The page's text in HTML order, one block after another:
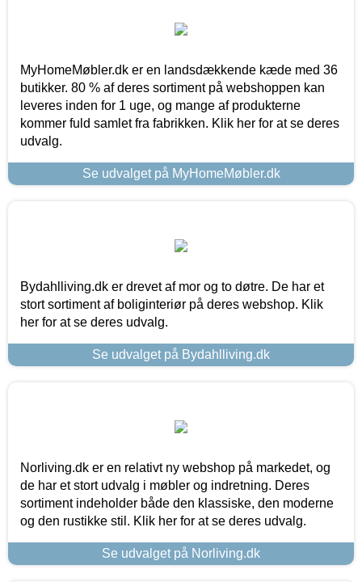
MyHomeMøbler.dk er en landsdækkende kæde med 36
butikker. 80 % af deres sortiment på webshoppen kan
leveres inden for 1 uge, og mange af produkterne
kommer fuld samlet fra fabrikken. Klik her for at se deres
udvalg.
Se udvalget på MyHomeMøbler.dk
Bydahlliving.dk er drevet af mor og to døtre. De har et
stort sortiment af boliginteriør på deres webshop. Klik
her for at se deres udvalg.
Se udvalget på Bydahlliving.dk
Norliving.dk er en relativt ny webshop på markedet, og
de har et stort udvalg i møbler og indretning. Deres
sortiment indeholder både den klassiske, den moderne
og den rustikke stil. Klik her for at se deres udvalg.
Se udvalget på Norliving.dk